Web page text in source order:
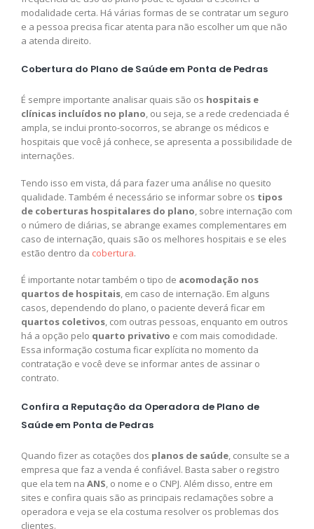
modalidade certa. Há várias formas de se contratar um seguro
e a pessoa precisa ficar atenta para não escolher um que não
a atenda direito.
Cobertura do Plano de Saúde em Ponta de Pedras
É sempre importante analisar quais são os hospitais e
clínicas incluídos no plano, ou seja, se a rede credenciada é
ampla, se inclui pronto-socorros, se abrange os médicos e
hospitais que você já conhece, se apresenta a possibilidade de
internações.
Tendo isso em vista, dá para fazer uma análise no quesito
qualidade. Também é necessário se informar sobre os tipos
de coberturas hospitalares do plano, sobre internação com
o número de diárias, se abrange exames complementares em
caso de internação, quais são os melhores hospitais e se eles
estão dentro da cobertura.
É importante notar também o tipo de acomodação nos
quartos de hospitais, em caso de internação. Em alguns
casos, dependendo do plano, o paciente deverá ficar em
quartos coletivos, com outras pessoas, enquanto em outros
há a opção pelo quarto privativo e com mais comodidade.
Essa informação costuma ficar explícita no momento da
contratação e você deve se informar antes de assinar o
contrato.
Confira a Reputação da Operadora de Plano de
Saúde em Ponta de Pedras
Quando fizer as cotações dos planos de saúde, consulte se a
empresa que faz a venda é confiável. Basta saber o registro
que ela tem na ANS, o nome e o CNPJ. Além disso, entre em
sites e confira quais são as principais reclamações sobre a
operadora e veja se ela costuma resolver os problemas dos
clientes.